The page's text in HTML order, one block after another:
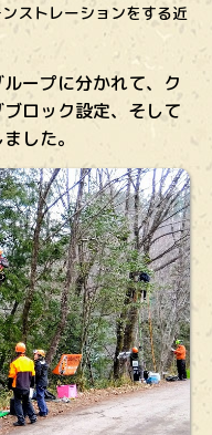
ストレーションをする近
ープに分かれて、ク
ロック設定、そして
した。